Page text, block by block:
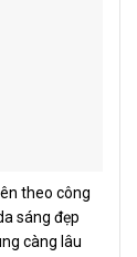
theo công
sáng đẹp
càng lâu